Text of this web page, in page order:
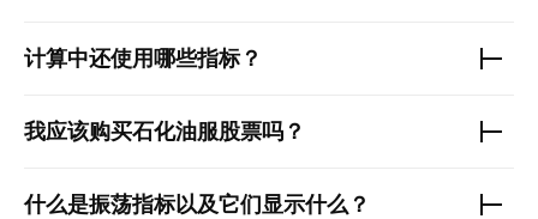
计算中还使用哪些指标？
我应该购买石化油服股票吗？
什么是振荡指标以及它们显示什么？